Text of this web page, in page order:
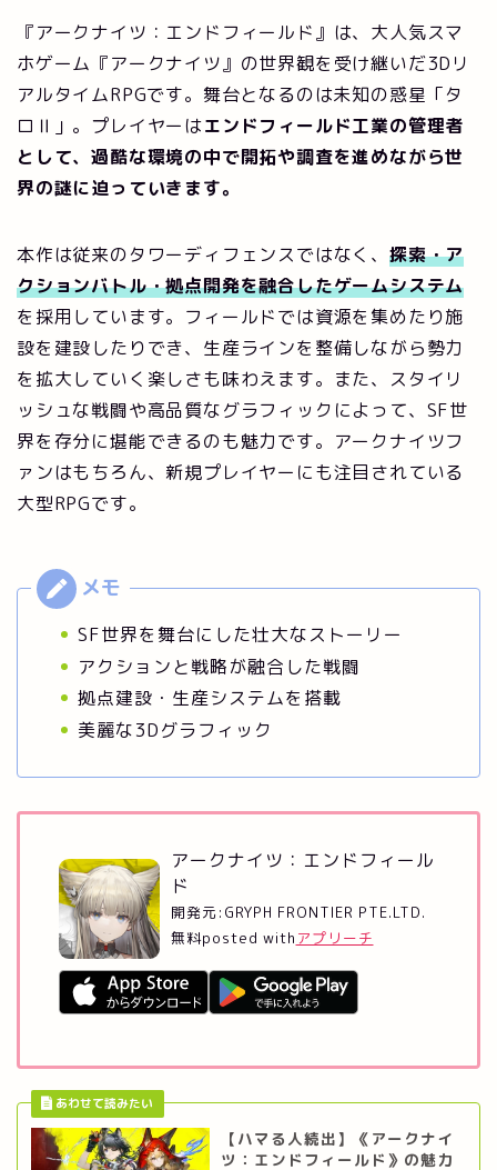
『アークナイツ：エンドフィールド』は、大人気スマ
ホゲーム『アークナイツ』の世界観を受け継いだ3Dリ
アルタイムRPGです。舞台となるのは未知の惑星「タ
ロⅡ」。プレイヤーはエンドフィールド工業の管理者
として、過酷な環境の中で開拓や調査を進めながら世
界の謎に迫っていきます。
本作は従来のタワーディフェンスではなく、 探索・ア
クションバトル・拠点開発を融合したゲームシステム
を採用しています。フィールドでは資源を集めたり施
設を建設したりでき、生産ラインを整備しながら勢力
を拡大していく楽しさも味わえます。また、スタイリ
ッシュな戦闘や高品質なグラフィックによって、SF世
界を存分に堪能できるのも魅力です。アークナイツフ
ァンはもちろん、新規プレイヤーにも注目されている
大型RPGです。
SF世界を舞台にした壮大なストーリー
アクションと戦略が融合した戦闘
拠点建設・生産システムを搭載
美麗な3Dグラフィック
アークナイツ：エンドフィール
ド
開発元: GRYPH FRONTIER PTE.LTD.
無料posted with アプリーチ
【ハマる人続出】《アークナイ
ツ：エンドフィールド》の魅力